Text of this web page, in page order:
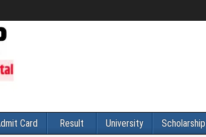
Card Result University Scholarship